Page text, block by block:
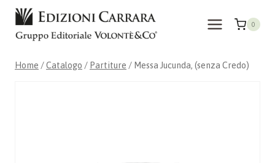
Salta
contenuto
0
Home /Catalogo / Partiture / Messa Jucunda, (senza Credo)